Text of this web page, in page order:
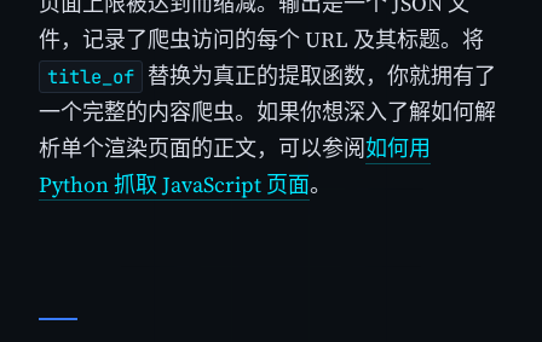
件，记录了爬虫访问的每个 URL 及其标题。将
title_of 替换为真正的提取函数，你就拥有了
一个完整的内容爬虫。如果你想深入了解如何解
析单个渲染页面的正文，可以参阅如何用
Python 抓取 JavaScript 页面。